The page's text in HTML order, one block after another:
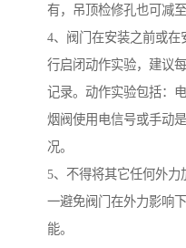
有，吊顶检修孔也可减至
4、阀门在安装之前或
行启闭动作实验，建议
记录。动作实验包括：
烟阀使用电信号或手动
况。
5、不得将其它任何外力
一避免阀门在外力影响
能。